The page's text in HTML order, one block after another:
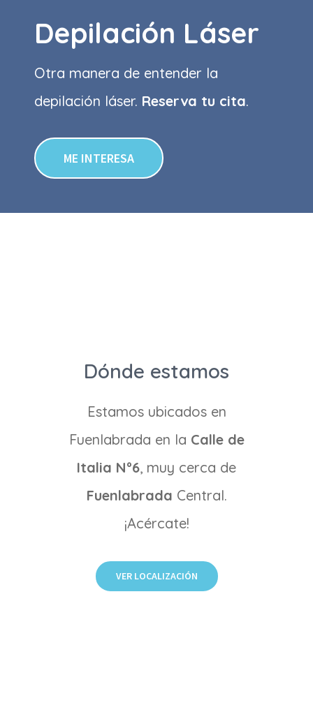
Depilación Láser
Otra manera de entender la
depilación láser. Reserva tu cita.
ME INTERESA
Dónde estamos
Estamos ubicados en
Fuenlabrada en la Calle de
Italia Nº6, muy cerca de
Fuenlabrada Central.
¡Acércate!
VER LOCALIZACIÓN